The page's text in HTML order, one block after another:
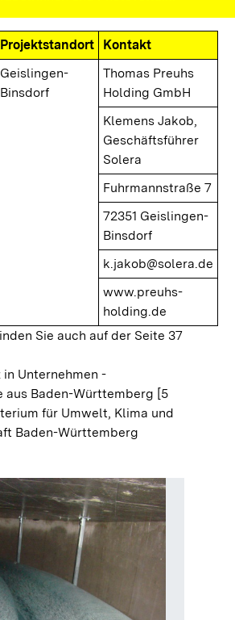
Projektstandort
Kontakt
Geislingen-
Binsdorf
Thomas Preuhs
Holding GmbH
Klemens Jakob,
Geschäftsführer
Solera
Fuhrmannstraße 7
72351 Geislingen-
Binsdorf
k.jakob@solera.de
www.preuhs-
holding.de
Sie auch auf der Seite 37
Unternehmen -
aus Baden-Württemberg [5
für Umwelt, Klima und
Baden-Württemberg